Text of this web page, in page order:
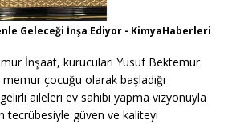
Geleceği İnşa Ediyor - KimyaHaberleri
İnşaat, kurucuları Yusuf Bektemur
çocuğu olarak başladığı
aileleri ev sahibi yapma vizyonuyla
tecrübesiyle güven ve kaliteyi